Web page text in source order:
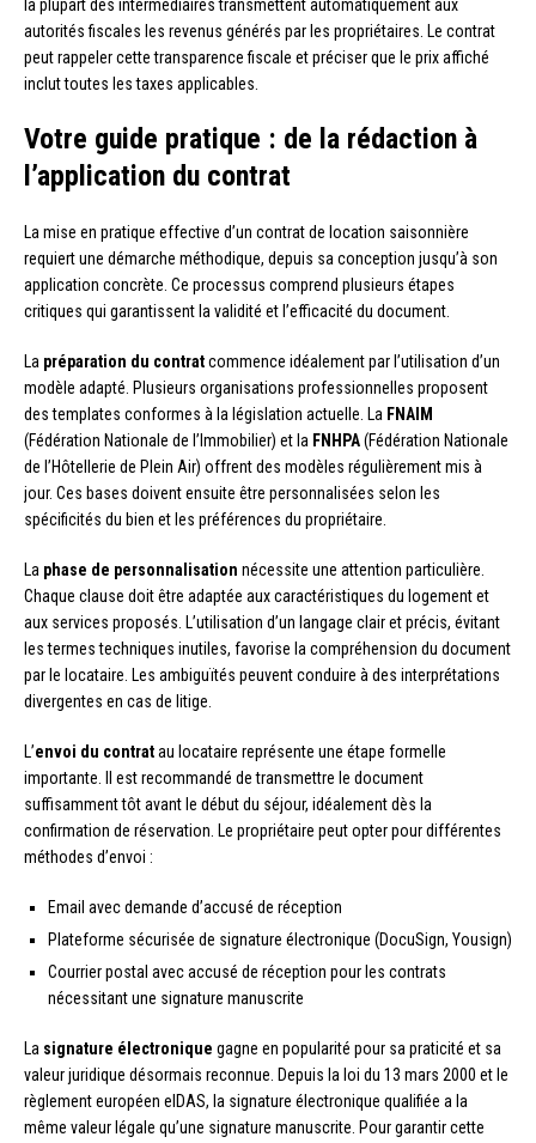
la plupart des intermédiaires transmettent automatiquement aux
autorités fiscales les revenus générés par les propriétaires. Le contrat
peut rappeler cette transparence fiscale et préciser que le prix affiché
inclut toutes les taxes applicables.
Votre guide pratique : de la rédaction à
l’application du contrat
La mise en pratique effective d’un contrat de location saisonnière
requiert une démarche méthodique, depuis sa conception jusqu’à son
application concrète. Ce processus comprend plusieurs étapes
critiques qui garantissent la validité et l’efficacité du document.
La préparation du contratcommence idéalement par l’utilisation d’un
modèle adapté. Plusieurs organisations professionnelles proposent
des templates conformes à la législation actuelle. La FNAIM
(Fédération Nationale de l’Immobilier) et la FNHPA(Fédération Nationale
de l’Hôtellerie de Plein Air) offrent des modèles régulièrement mis à
jour. Ces bases doivent ensuite être personnalisées selon les
spécificités du bien et les préférences du propriétaire.
La phase de personnalisation nécessite une attention particulière.
Chaque clause doit être adaptée aux caractéristiques du logement et
aux services proposés. L’utilisation d’un langage clair et précis, évitant
les termes techniques inutiles, favorise la compréhension du document
par le locataire. Les ambiguïtés peuvent conduire à des interprétations
divergentes en cas de litige.
L’envoi du contratau locataire représente une étape formelle
importante. Il est recommandé de transmettre le document
suffisamment tôt avant le début du séjour, idéalement dès la
confirmation de réservation. Le propriétaire peut opter pour différentes
méthodes d’envoi :
Email avec demande d’accusé de réception
Plateforme sécurisée de signature électronique (DocuSign, Yousign)
Courrier postal avec accusé de réception pour les contrats
nécessitant une signature manuscrite
La signature électronique gagne en popularité pour sa praticité et sa
valeur juridique désormais reconnue. Depuis la loi du 13 mars 2000 et le
règlement européen eIDAS, la signature électronique qualifiée a la
même valeur légale qu’une signature manuscrite. Pour garantir cette